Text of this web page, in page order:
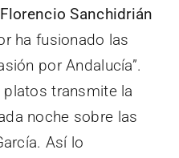
Florencio Sanchidrián
ha fusionado las
por Andalucía”.
platos transmite la
noche sobre las
Así lo